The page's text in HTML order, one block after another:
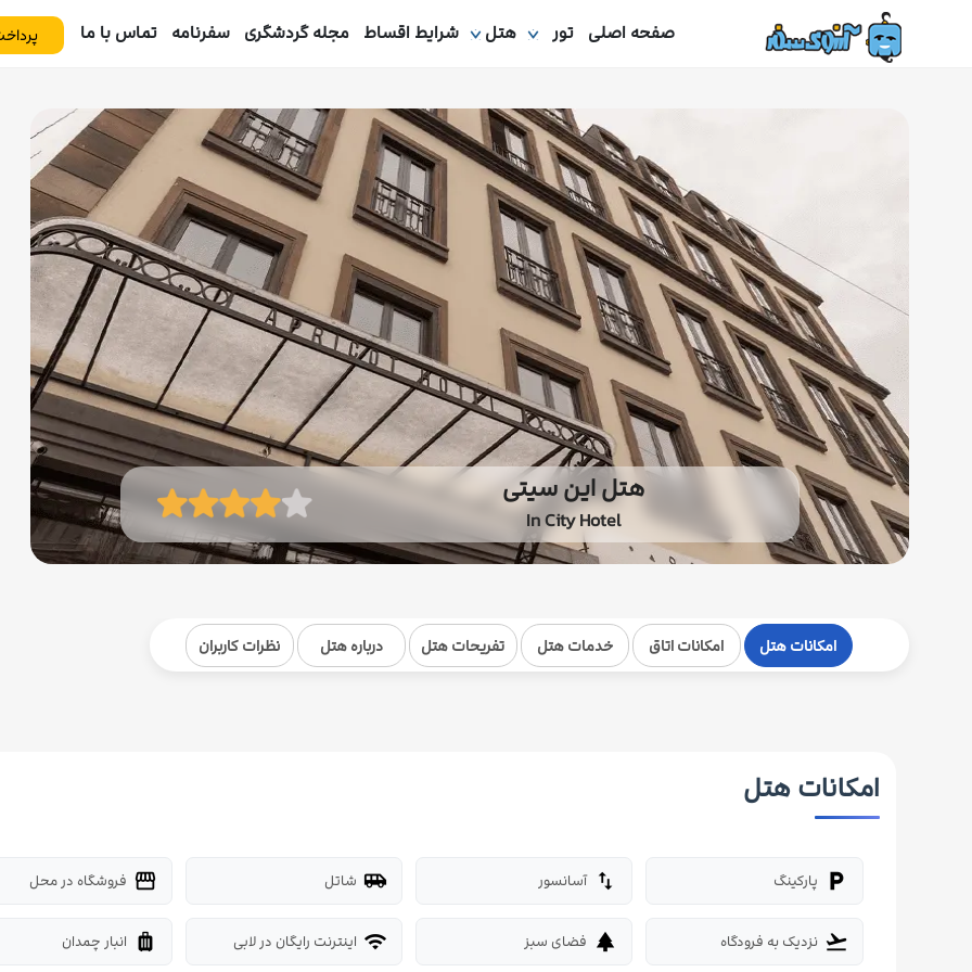
صفحه اصلی تور هتل شرایط اقساط مجله گردشگری سفرنامه تماس با ما
هتل این سیتی
In City Hotel
امکانات هتل امکانات اتاق خدمات هتل تفریحات هتل درباره هتل نظرات کاربران
امکانات هتل
local_parking پارکینگ import_export آسانسور airport_shuttle شاتل storefront فروشگاه در محل
flight_takeoff نزدیک به فرودگاه park فضای سبز wifi اینترنت رایگان در لابی luggage انبار چمدان